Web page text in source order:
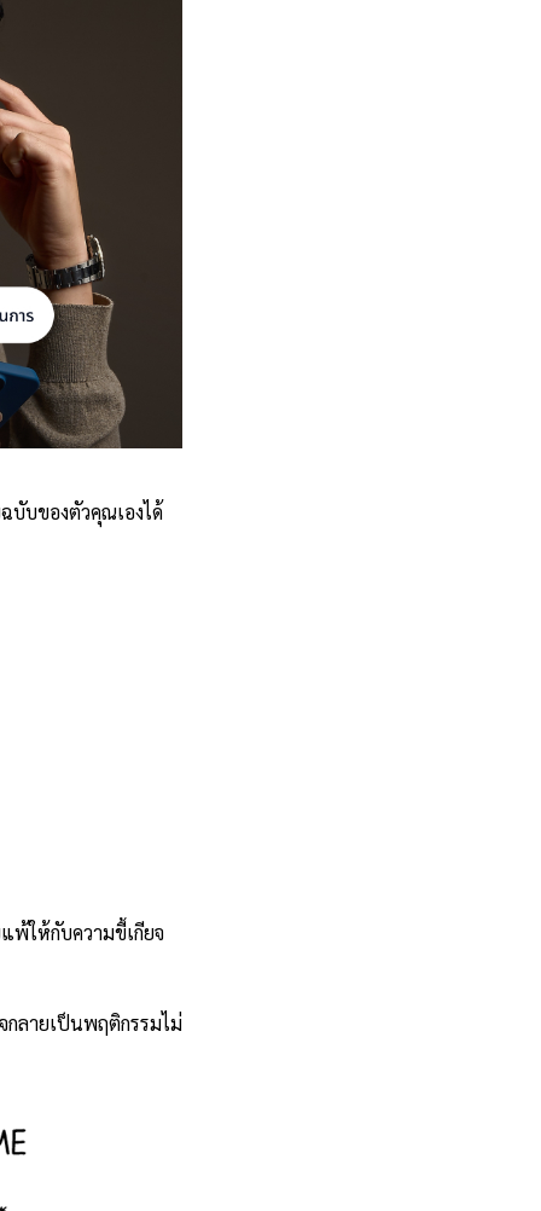
บับของตัวคุณเองได้
พ้ให้กับความขี้เกียจ
ลายเป็นพฤติกรรมไม่